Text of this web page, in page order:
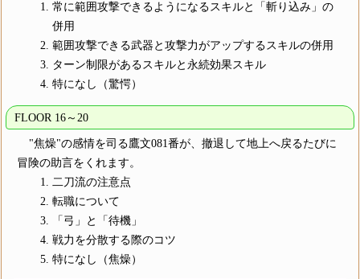
常に範囲攻撃できるようになるスキルと「斬り込み」の
併用
範囲攻撃できる武器と攻撃力がアップするスキルの併用
ターン制限があるスキルと永続効果スキル
特になし（驚愕）
FLOOR 16～20
"焦燥"の感情を司る鷹文081番が、撤退して地上へ戻るたびに
冒険の助言をくれます。
二刀流の注意点
転職について
「弓」と「待機」
戦力を分散する際のコツ
特になし（焦燥）